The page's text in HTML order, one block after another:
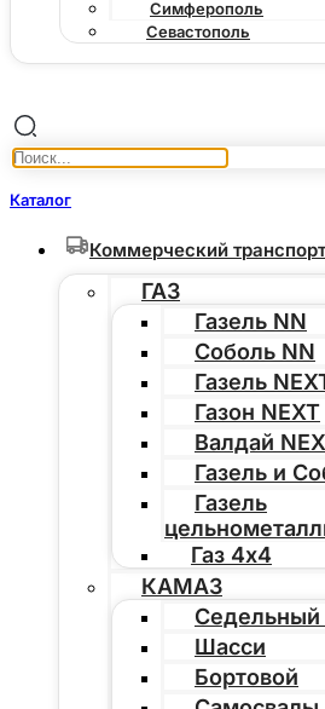
Симферополь
Севастополь
Каталог
Коммерческий транспорт
ГАЗ
Газель NN
Соболь NN
Газель
Газон NEXT
Валдай
Газель и
Газель
Газ 4х4
КАМАЗ
Седельный
Шасси
Бортовой